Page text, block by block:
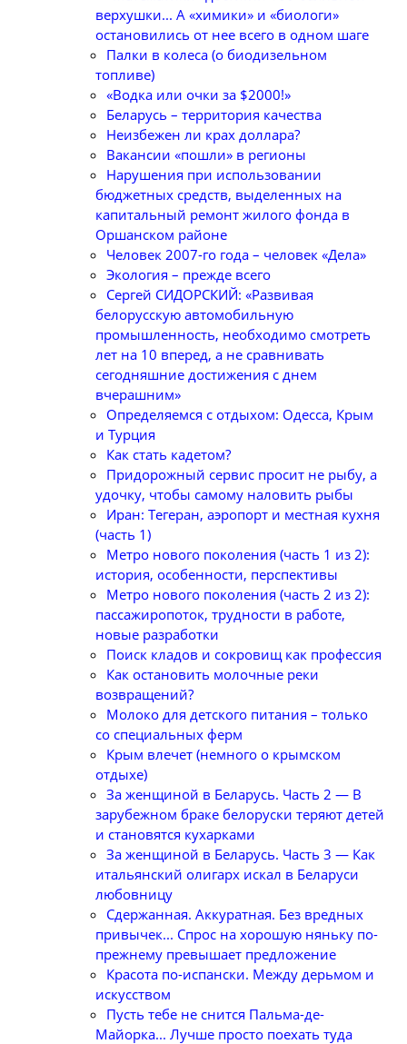
верхушки... А «химики» и «биологи»
остановились от нее всего в одном шаге
Палки в колеса (о биодизельном
топливе)
«Водка или очки за $2000!»
Беларусь – территория качества
Неизбежен ли крах доллара?
Вакансии «пошли» в регионы
Нарушения при использовании
бюджетных средств, выделенных на
капитальный ремонт жилого фонда в
Оршанском районе
Человек 2007-го года – человек «Дела»
Экология – прежде всего
Сергей СИДОРСКИЙ: «Развивая
белорусскую автомобильную
промышленность, необходимо смотреть
лет на 10 вперед, а не сравнивать
сегодняшние достижения с днем
вчерашним»
Определяемся с отдыхом: Одесса, Крым
и Турция
Как стать кадетом?
Придорожный сервис просит не рыбу, а
удочку, чтобы самому наловить рыбы
Иран: Тегеран, аэропорт и местная кухня
(часть 1)
Метро нового поколения (часть 1 из 2):
история, особенности, перспективы
Метро нового поколения (часть 2 из 2):
пассажиропоток, трудности в работе,
новые разработки
Поиск кладов и сокровищ как профессия
Как остановить молочные реки
возвращений?
Молоко для детского питания – только
со специальных ферм
Крым влечет (немного о крымском
отдыхе)
За женщиной в Беларусь. Часть 2 — В
зарубежном браке белоруски теряют детей
и становятся кухарками
За женщиной в Беларусь. Часть 3 — Как
итальянский олигарх искал в Беларуси
любовницу
Сдержанная. Аккуратная. Без вредных
привычек... Спрос на хорошую няньку по-
прежнему превышает предложение
Красота по-испански. Между дерьмом и
искусством
Пусть тебе не снится Пальма-де-
Майорка... Лучше просто поехать туда